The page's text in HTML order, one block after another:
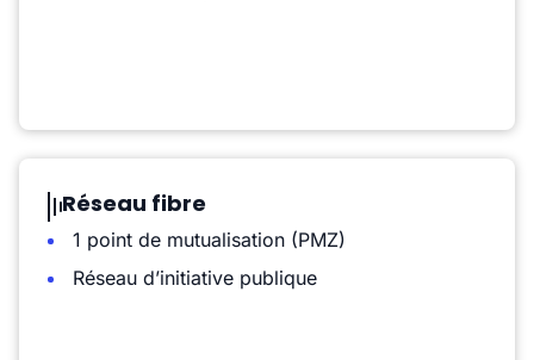
Réseau fibre
1 point de mutualisation (PMZ)
Réseau d’initiative publique